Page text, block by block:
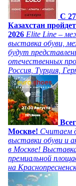
C
Казахстан
2026 Elite Line –
выставка обуви,
будут
отечественных
Россия, Турция,
Москве! Считаем
выставки обуви и
в Москве!
премиальной
на